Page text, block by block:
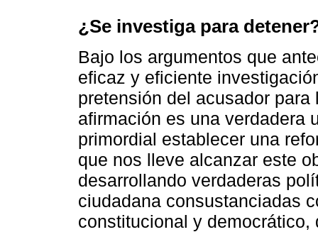
¿Se investiga para
Bajo los argumentos que
eficaz y eficiente
pretensión del acusador
afirmación es una verdadera
primordial establecer una
que nos lleve alcanzar este
desarrollando verdaderas
ciudadana consustanciadas
constitucional y